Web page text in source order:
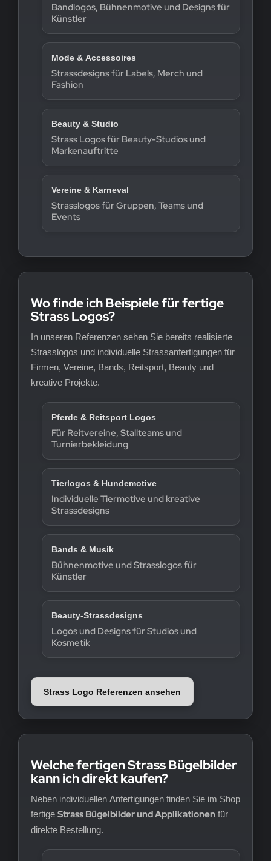
Bandlogos, Bühnenmotive und Designs für
Künstler
Mode & Accessoires
Strassdesigns für Labels, Merch und
Fashion
Beauty & Studio
Strass Logos für Beauty-Studios und
Markenauftritte
Vereine & Karneval
Strasslogos für Gruppen, Teams und
Events
Wo finde ich Beispiele für fertige
Strass Logos?
In unseren Referenzen sehen Sie bereits realisierte
Strasslogos und individuelle Strassanfertigungen für
Firmen, Vereine, Bands, Reitsport, Beauty und
kreative Projekte.
Pferde & Reitsport Logos
Für Reitvereine, Stallteams und
Turnierbekleidung
Tierlogos & Hundemotive
Individuelle Tiermotive und kreative
Strassdesigns
Bands & Musik
Bühnenmotive und Strasslogos für
Künstler
Beauty-Strassdesigns
Logos und Designs für Studios und
Kosmetik
Strass Logo Referenzen ansehen
Welche fertigen Strass Bügelbilder
kann ich direkt kaufen?
Neben individuellen Anfertigungen finden Sie im Shop
fertige Strass Bügelbilder und Applikationen für
direkte Bestellung.